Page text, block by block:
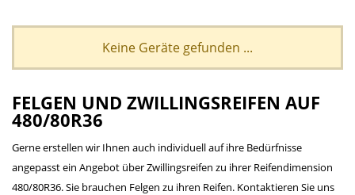
Keine Geräte gefunden ...
FELGEN UND ZWILLINGSREIFEN AUF
480/80R36
Gerne erstellen wir Ihnen auch individuell auf ihre Bedürfnisse
angepasst ein Angebot über Zwillingsreifen zu ihrer Reifendimension
480/80R36. Sie brauchen Felgen zu ihren Reifen. Kontaktieren Sie uns